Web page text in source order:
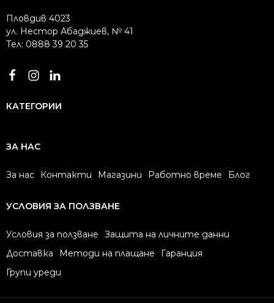
Пловдив 4023
ул. Нестор Абаджиев, № 41
Тел: 0888 39 20 35
КАТЕГОРИИ
ЗА НАС
За нас Контакти Магазини Работно време Блог
УСЛОВИЯ ЗА ПОЛЗВАНЕ
Условия за ползване
Защита на личните данни
Доставка
Методи на плащане
Гаранция
Групи уреди